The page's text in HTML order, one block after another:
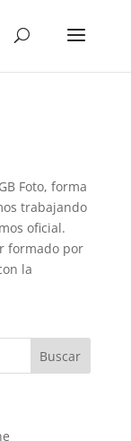
Foto, forma
trabajando
oficial.
formado por
la